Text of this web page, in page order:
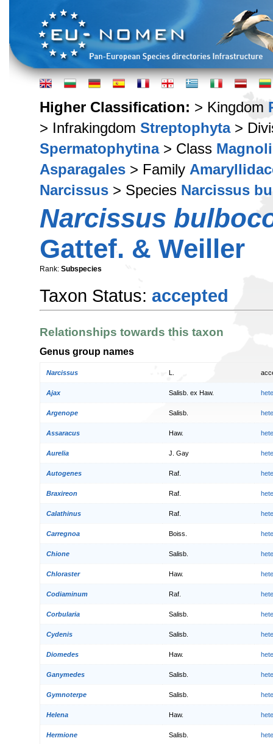
Higher Classification: > Kingdom
> Infrakingdom Streptophyta>
Spermatophytina> Class
Asparagales > Family
Narcissus > Species Narcissus
Narcissus
Gattef. & Weiller
Rank: Subspecies
Taxon Status: accepted
Relationships towards this taxon
Genus group names
Narcissus
Ajax Salisb. ex Haw.
Argenope Salisb.
Assaracus Haw.
Aurelia J. Gay
Autogenes Raf.
Braxireon Raf.
Calathinus Raf.
Carregnoa Boiss.
Chione Salisb.
Chloraster Haw.
Codiaminum Raf.
Corbularia Salisb.
Cydenis Salisb.
Diomedes Haw.
Ganymedes Salisb.
Gymnoterpe Salisb.
Helena Haw.
Hermione Salisb.